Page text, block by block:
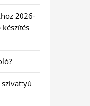
2026-
készítés